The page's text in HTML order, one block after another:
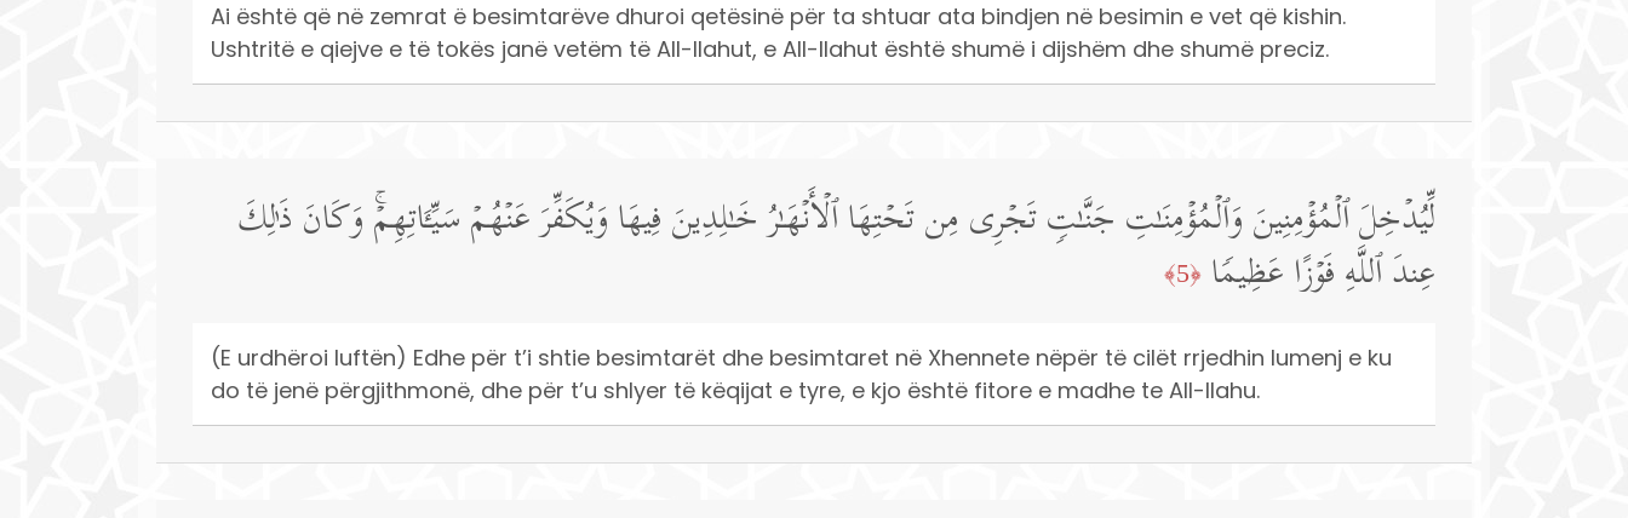
Ai është që në zemrat ë besimtarëve dhuroi qetësinë për ta shtuar ata bindjen në besimin e vet që kishin.
Ushtritë e qiejve e të tokës janë vetëm të All-llahut, e All-llahut është shumë i dijshëm dhe shumë preciz.
لِّیُدۡخِلَ ٱلۡمُؤۡمِنِینَ وَٱلۡمُؤۡمِنَـٰتِ جَنَّـٰتࣲ تَجۡرِی مِن تَحۡتِهَا ٱلۡأَنۡهَـٰرُ خَـٰلِدِینَ فِیهَا وَیُكَفِّرَ عَنۡهُمۡ سَیِّـَٔاتِهِمۡۚ وَكَانَ ذَ ٰ⁠لِكَ
عِندَ ٱللَّهِ فَوۡزًا عَظِیمࣰا ﴿5﴾
(E urdhëroi luftën) Edhe për t’i shtie besimtarët dhe besimtaret në Xhennete nëpër të cilët rrjedhin lumenj e ku
do të jenë përgjithmonë, dhe për t’u shlyer të këqijat e tyre, e kjo është fitore e madhe te All-llahu.